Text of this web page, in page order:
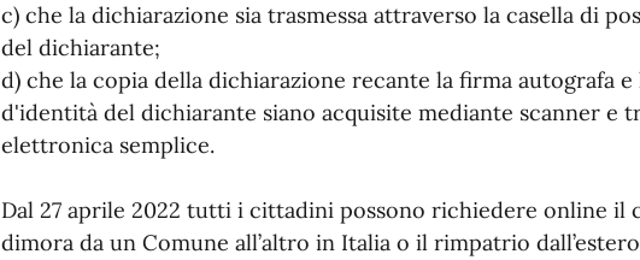
c) che la dichiarazione sia trasmessa attraverso la casella di
del dichiarante;
d) che la copia della dichiarazione recante la firma autografa
d'identità del dichiarante siano acquisite mediante scanner e
elettronica semplice.
Dal 27 aprile 2022 tutti i cittadini possono richiedere online il
dimora da un Comune all’altro in Italia o il rimpatrio